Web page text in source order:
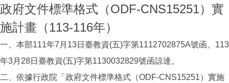
政府文件標準格式（ODF-CNS15251）實
施計畫（113-116年）
一、本部111年7月13日臺教資(五)字第1112702875A號函、113
年3月28日臺教資(五)字第1130032829號函諒達。
二、依據行政院「政府文件標準格式（ODF-CNS15251）實施